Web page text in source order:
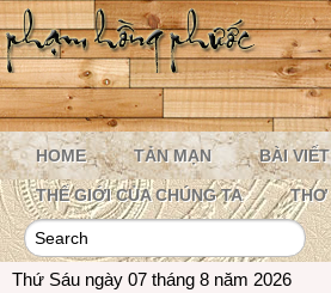
HOME TẢN MẠN BÀI VIẾT
THẾ GIỚI CỦA CHÚNG TA THƠ
Thứ Sáu ngày 07 tháng 8 năm 2026